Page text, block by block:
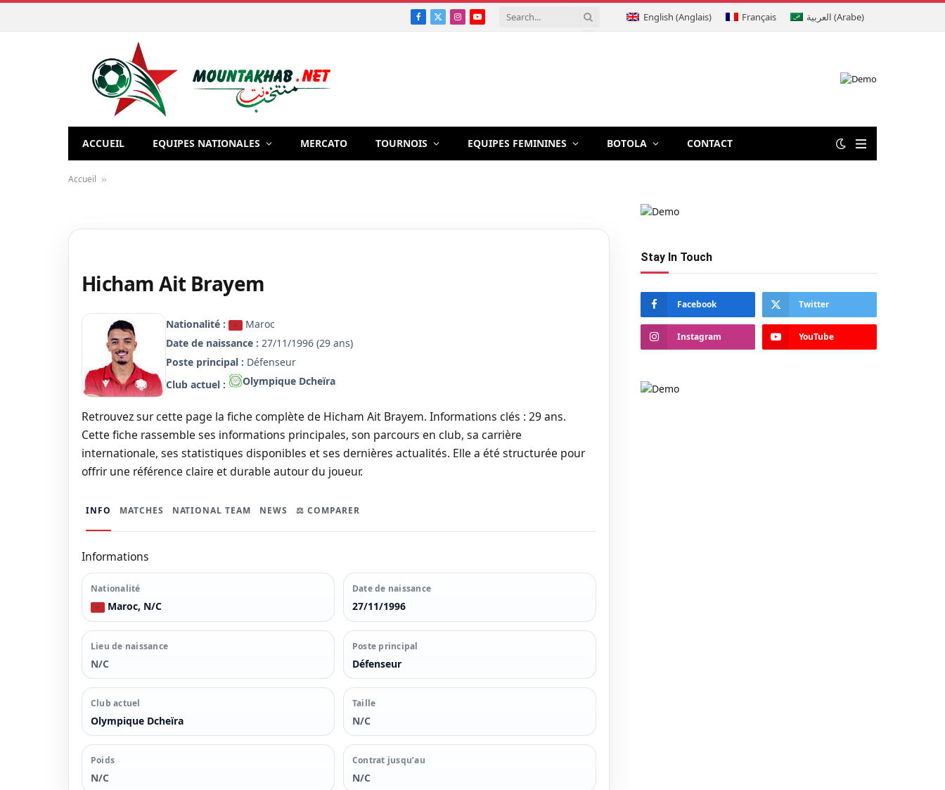
Facebook
X
Instagram
YouTube English (Anglais) Français العربية (Arabe)
ACCUEIL EQUIPES NATIONALES MERCATO TOURNOIS EQUIPES FEMININES BOTOLA CONTACT
Accueil »
Hicham Ait Brayem
Nationalité :
Maroc
Date de naissance : 27/11/1996 (29 ans)
Poste principal : Défenseur
Club actuel :
Olympique Dcheïra
Retrouvez sur cette page la fiche complète de Hicham Ait Brayem. Informations clés : 29 ans.
Cette fiche rassemble ses informations principales, son parcours en club, sa carrière
internationale, ses statistiques disponibles et ses dernières actualités. Elle a été structurée pour
offrir une référence claire et durable autour du joueur.
INFO MATCHES NATIONAL TEAM NEWS ⚖️ COMPARER
Informations
Nationalité
Maroc, N/C
Date de naissance
27/11/1996
Lieu de naissance
N/C
Poste principal
Défenseur
Club actuel
Olympique Dcheïra
Taille
N/C
Poids
N/C
Contrat jusqu’au
N/C
Stay In Touch
Facebook Twitter
Instagram YouTube